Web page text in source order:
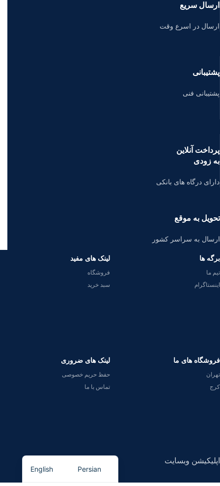
ارسال سریع
ارسال در اسرع وقت
پشتیبانی
پشتیبانی فنی
پرداخت آنلاین
به زودی
دارای درگاه های بانکی
تحویل به موقع
ارسال به سراسر کشور
برگه ها
تیم ما
اینستاگرام
لینک های مفید
فروشگاه
سبد خرید
فروشگاه های ما
تهران
کرج
لینک های ضروری
حفظ حریم خصوصی
تماس با ما
اپلیکیشن وبسایت
Persian
English